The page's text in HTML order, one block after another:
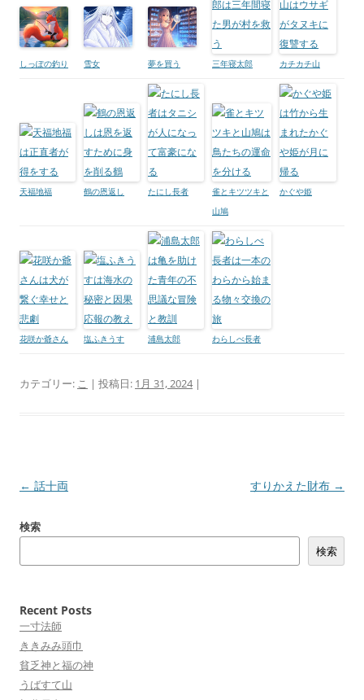
しっぽの釣り 雪女 夢を買う 三年寝太郎 カチカチ山
天福地福 鶴の恩返し たにし長者
雀とキツツキと
山鳩
かぐや姫
花咲か爺さん 塩ふきうす 浦島太郎 わらしべ長者
カテゴリー: こ | 投稿日: 1月 31, 2024|
投
ナ
シ
ョ
ン
← 話十両 すりかえた財布 →
検索
検索
Recent Posts
一寸法師
ききみみ頭巾
貧乏神と福の神
うばすて山